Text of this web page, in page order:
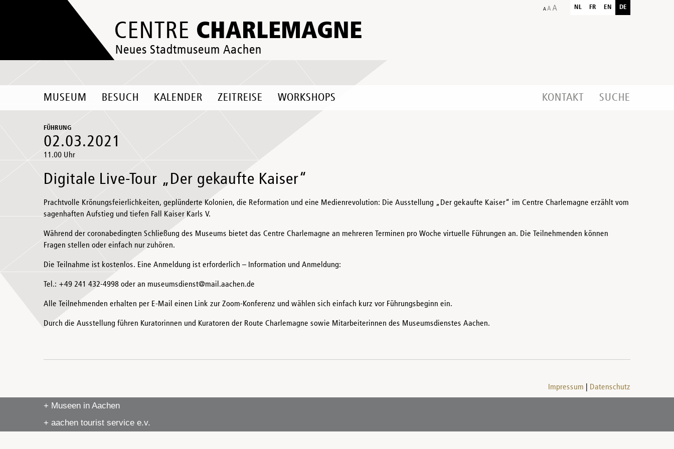
CENTRE CHARLEMAGNE
Neues Stadtmuseum Aachen
NL FR EN DE
MUSEUM BESUCH KALENDER ZEITREISE WORKSHOPS KONTAKT SUCHE
FÜHRUNG
02.03.2021
11.00 Uhr
Digitale Live-Tour „Der gekaufte Kaiser“
Prachtvolle Krönungsfeierlichkeiten, geplünderte Kolonien, die Reformation und eine Medienrevolution: Die Ausstellung „Der gekaufte Kaiser“ im Centre Charlemagne erzählt vom
sagenhaften Aufstieg und tiefen Fall Kaiser Karls V.
Während der coronabedingten Schließung des Museums bietet das Centre Charlemagne an mehreren Terminen pro Woche virtuelle Führungen an. Die Teilnehmenden können
Fragen stellen oder einfach nur zuhören.
Die Teilnahme ist kostenlos. Eine Anmeldung ist erforderlich – Information und Anmeldung:
Tel.: +49 241 432-4998 oder an museumsdienst@mail.aachen.de
Alle Teilnehmenden erhalten per E-Mail einen Link zur Zoom-Konferenz und wählen sich einfach kurz vor Führungsbeginn ein.
Durch die Ausstellung führen Kuratorinnen und Kuratoren der Route Charlemagne sowie Mitarbeiterinnen des Museumsdienstes Aachen.
Impressum Datenschutz
+ Museen in Aachen
+ aachen tourist service e.v.